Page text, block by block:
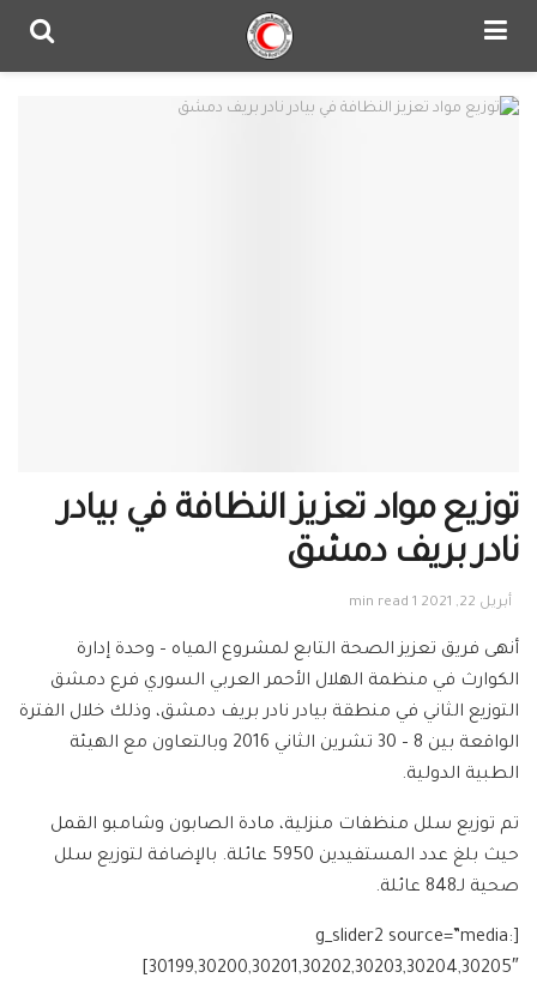
توزيع مواد تعزيز النظافة في بيادر
نادر بريف دمشق
أبريل 22, 2021 1 min read
أنهى فريق تعزيز الصحة التابع لمشروع المياه – وحدة إدارة
الكوارث في منظمة الهلال الأحمر العربي السوري فرع دمشق
التوزيع الثاني في منطقة بيادر نادر بريف دمشق، وذلك خلال الفترة
الواقعة بين 8 – 30 تشرين الثاني 2016 وبالتعاون مع الهيئة
الطبية الدولية.
تم توزيع سلل منظفات منزلية، مادة الصابون وشامبو القمل
حيث بلغ عدد المستفيدين 5950 عائلة. بالإضافة لتوزيع سلل
صحية لـ848 عائلة.
[g_slider2 source=”media:
30199,30200,30201,30202,30203,30204,30205″]